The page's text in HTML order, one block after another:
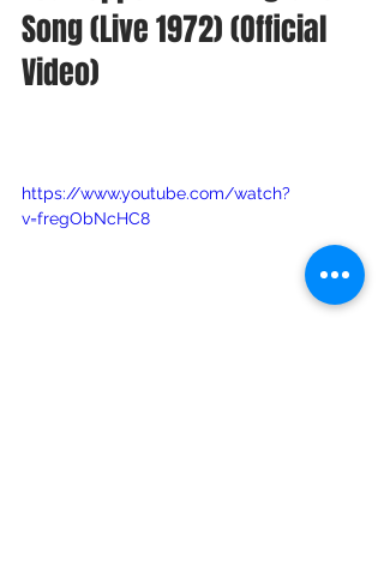
Song (Live 1972) (Official
Video)
https://www.youtube.com/watch?
v=fregObNcHC8